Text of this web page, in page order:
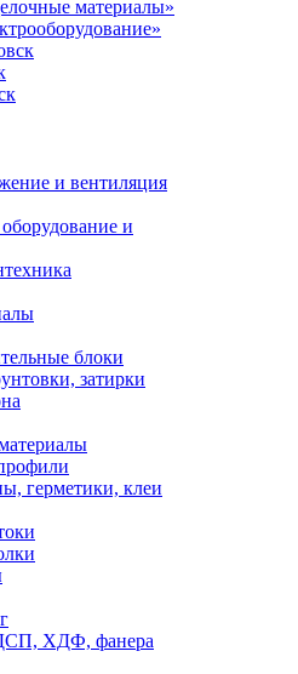
материалы»
и вентиляция
и
блоки
затирки
герметики, клеи
ХДФ, фанера